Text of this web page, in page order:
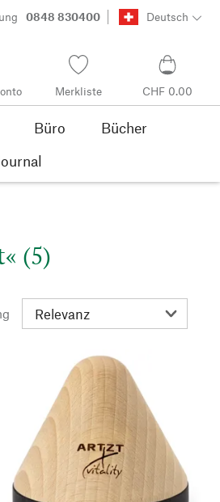
0848 830400 Deutsch
Merkliste CHF 0.00
Büro
Bücher
(5)